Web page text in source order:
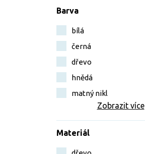
Barva
bílá
černá
dřevo
hnědá
matný nikl
Zobrazit více
Materiál